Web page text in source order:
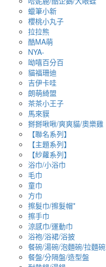
蠟筆小新
櫻桃小丸子
拉拉熊
酷MA萌
NYA-
呦嘻百分百
貓福珊迪
吉伊卡哇
朗萌綺盟
茶茶小王子
馬來貘
掰掰啾啾/爽爽貓/奧樂雞
【聯名系列】
【主題系列】
【紗蘿系列】
浴巾/小浴巾
毛巾
童巾
方巾
擦髮巾/擦髮帽*
擦手巾
涼感巾/運動巾
浴袍/浴裙/浴披
餐碗/湯碗/泡麵碗/拉麵碗
餐盤/分隔盤/造型盤